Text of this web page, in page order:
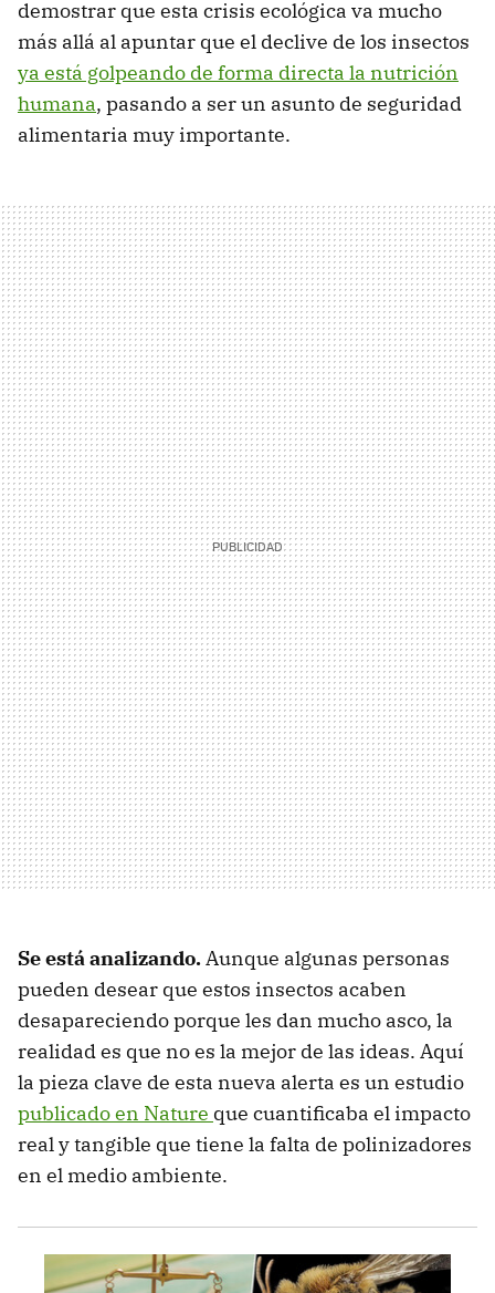
demostrar que esta crisis ecológica va mucho
más allá al apuntar que el declive de los insectos
ya está golpeando de forma directa la nutrición
humana, pasando a ser un asunto de seguridad
alimentaria muy importante.
Se está analizando.Aunque algunas personas
pueden desear que estos insectos acaben
desapareciendo porque les dan mucho asco, la
realidad es que no es la mejor de las ideas. Aquí
la pieza clave de esta nueva alerta es un estudio
publicado en Nature que cuantificaba el impacto
real y tangible que tiene la falta de polinizadores
en el medio ambiente.